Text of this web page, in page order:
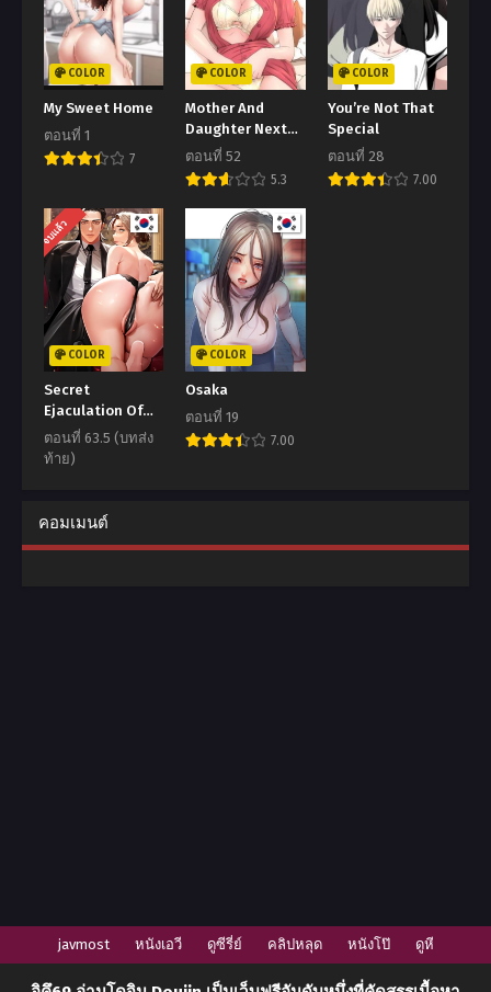
COLOR
My Sweet Home
ตอนที่ 1
7
COLOR
Mother And
Daughter Next
Door
ตอนที่ 52
5.3
COLOR
You’re Not That
Special
ตอนที่ 28
7.00
จบแล้ว
COLOR
Secret
Ejaculation Of
The Rich
ตอนที่ 63.5 (บทส่ง
ท้าย)
COLOR
Osaka
ตอนที่ 19
7.00
คอมเมนต์
javmost หนังเอวี ดูซีรี่ย์ คลิปหลุด หนังโป๊ ดูหี